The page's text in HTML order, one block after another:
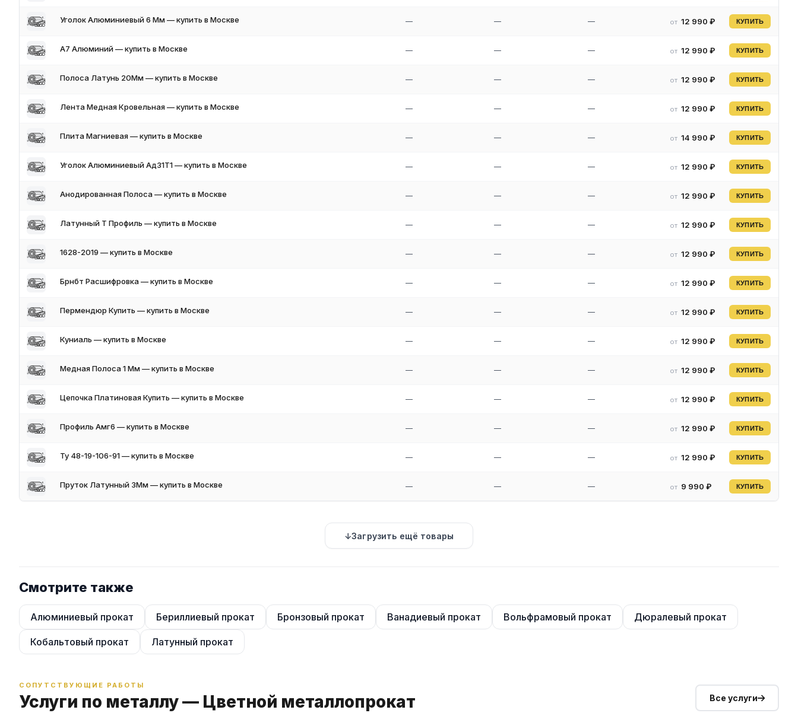
Уголок Алюминиевый 6 Мм — купить в Москве — — — от 12 990 ₽ КУПИТЬ
A7 Алюминий — купить в Москве — — — от 12 990 ₽ КУПИТЬ
Полоса Латунь 20Мм — купить в Москве — — — от 12 990 ₽ КУПИТЬ
Лента Медная Кровельная — купить в Москве — — — от 12 990 ₽ КУПИТЬ
Плита Магниевая — купить в Москве — — — от 14 990 ₽ КУПИТЬ
Уголок Алюминиевый Ад31Т1 — купить в Москве — — — от 12 990 ₽ КУПИТЬ
Анодированная Полоса — купить в Москве — — — от 12 990 ₽ КУПИТЬ
Латунный Т Профиль — купить в Москве — — — от 12 990 ₽ КУПИТЬ
1628-2019 — купить в Москве — — — от 12 990 ₽ КУПИТЬ
Брнбт Расшифровка — купить в Москве — — — от 12 990 ₽ КУПИТЬ
Пермендюр Купить — купить в Москве — — — от 12 990 ₽ КУПИТЬ
Куниаль — купить в Москве — — — от 12 990 ₽ КУПИТЬ
Медная Полоса 1 Мм — купить в Москве — — — от 12 990 ₽ КУПИТЬ
Цепочка Платиновая Купить — купить в Москве — — — от 12 990 ₽ КУПИТЬ
Профиль Амг6 — купить в Москве — — — от 12 990 ₽ КУПИТЬ
Ту 48-19-106-91 — купить в Москве — — — от 12 990 ₽ КУПИТЬ
Пруток Латунный 3Мм — купить в Москве — — — от 9 990 ₽ КУПИТЬ
Загрузить ещё товары
Смотрите также
Алюминиевый прокат Бериллиевый прокат Бронзовый прокат Ванадиевый прокат Вольфрамовый прокат Дюралевый прокат
Кобальтовый прокат Латунный прокат
СОПУТСТВУЮЩИЕ РАБОТЫ
Услуги по металлу — Цветной металлопрокат Все услуги